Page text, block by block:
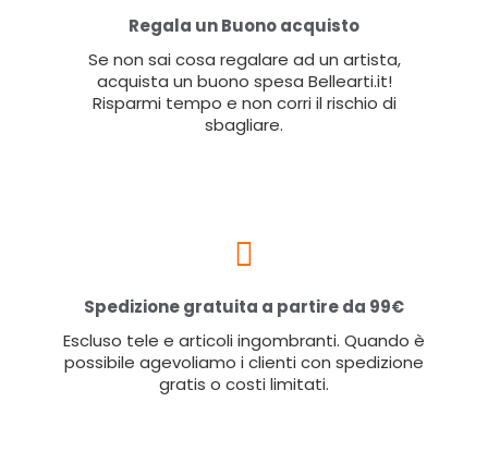
Regala un Buono acquisto
Se non sai cosa regalare ad un artista,
acquista un buono spesa Bellearti.it!
Risparmi tempo e non corri il rischio di
sbagliare.
Spedizione gratuita a partire da 99€
Escluso tele e articoli ingombranti. Quando è
possibile agevoliamo i clienti con spedizione
gratis o costi limitati.